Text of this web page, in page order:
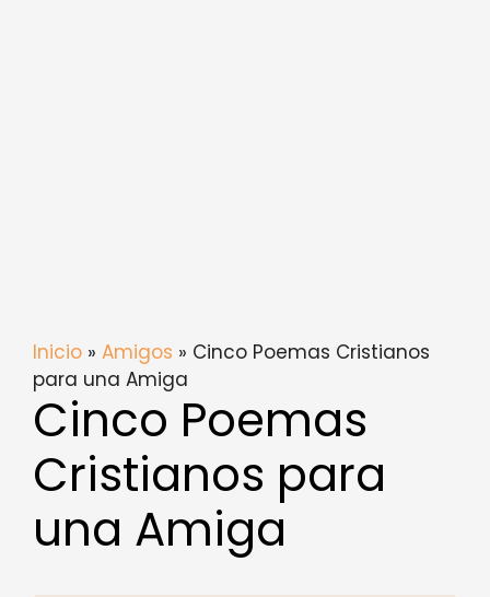
Inicio » Amigos » Cinco Poemas Cristianos
para una Amiga
Cinco Poemas
Cristianos para
una Amiga